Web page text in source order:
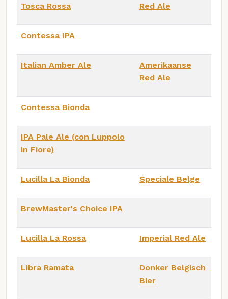
Tosca Rossa Red Ale
Contessa IPA
Italian Amber Ale
Amerikaanse
Red Ale
Contessa Bionda
IPA Pale Ale (con Luppolo
in Fiore)
Lucilla La Bionda Speciale Belge
BrewMaster's Choice IPA
Lucilla La Rossa Imperial Red Ale
Libra Ramata
Donker Belgisch
Bier